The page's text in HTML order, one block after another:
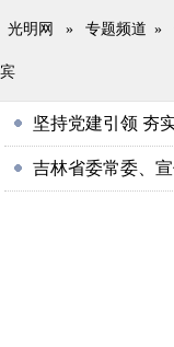
光明网 » 专题频道 »
宾
坚持党建引领 夯
吉林省委常委、